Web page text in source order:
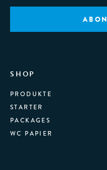
SHOP
PRODUKTE
STARTER
PACKAGES
WC PAPIER